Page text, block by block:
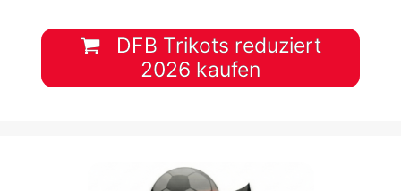
DFB Trikots reduziert
2026 kaufen